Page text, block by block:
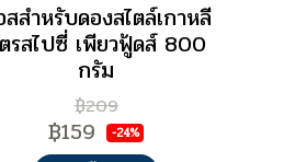
สำหรับดองสไตล์เกาหลี
รสไปซี่ เพียวฟู้ดส์ 800
กรัม
฿209
฿159 -24%